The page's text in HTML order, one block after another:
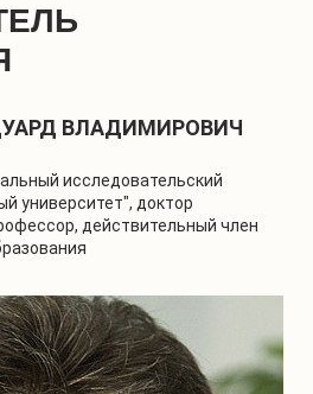
ВЛАДИМИРОВИЧ
исследовательский
университет", доктор
действительный член